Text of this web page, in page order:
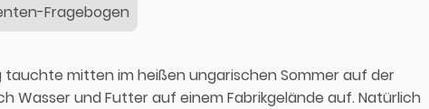
tauchte mitten im heißen ungarischen Sommer auf der
Wasser und Futter auf einem Fabrikgelände auf. Natürlich
Fragebogen